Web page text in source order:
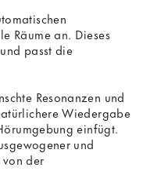
Räume an. Dieses
passt die
Resonanzen und
Wiedergabe
einfügt.
und
der